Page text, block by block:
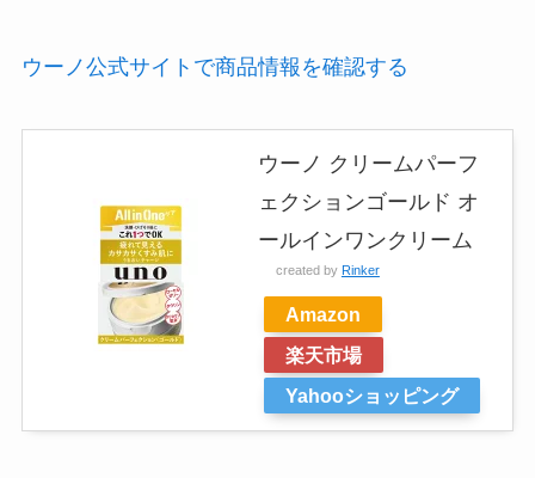
ウーノ公式サイトで商品情報を確認する
ウーノ クリームパーフ
ェクションゴールド オ
ールインワンクリーム
created by Rinker
Amazon
楽天市場
Yahooショッピング